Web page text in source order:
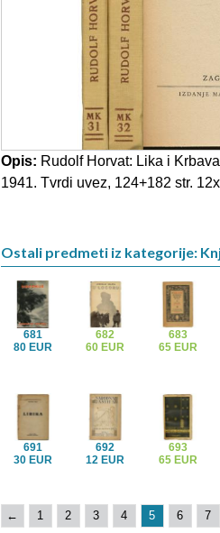
Opis: Rudolf Horvat: Lika i
1941. Tvrdi uvez, 124+182 str.
Ostali predmeti iz kategorije:
681
80 EUR
682
60 EUR
683
65 EUR
691
30 EUR
692
12 EUR
693
65 EUR
← 1 2 3 4 5 6 7